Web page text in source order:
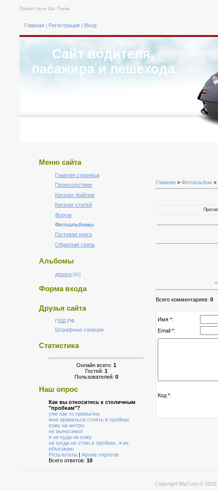
Приветствую Вас Гость
Главная | Регистрация | Вход
Сайт водителя,
пасажира и пешехода
Меню сайта
Главная страница
Происшествия
Каталог файлов
Каталог статей
Форум
Фотоальбомы
Гостевая книга
Обратная связь
Альбомы
дороги [61]
Форма входа
Друзья сайта
ПДД РФ
Штрафные санкции
Статистика
Онлайн всего: 1
Гостей: 1
Пользователей: 0
Наш опрос
Как вы относитесь к столичным
"пробкам"?
уже как то привычно
мне нравиться стоять в пробках
езжу на метро
не выносимо!
я не куда не езжу
не когда не стою в пробках, я их
объезжаю
Результаты | Архив опросов
Всего ответов: 10
Главная » Фотоальбом »
Всего комментариев: 0
Имя *:
Email *:
Код *:
Copyright MyCorp ©